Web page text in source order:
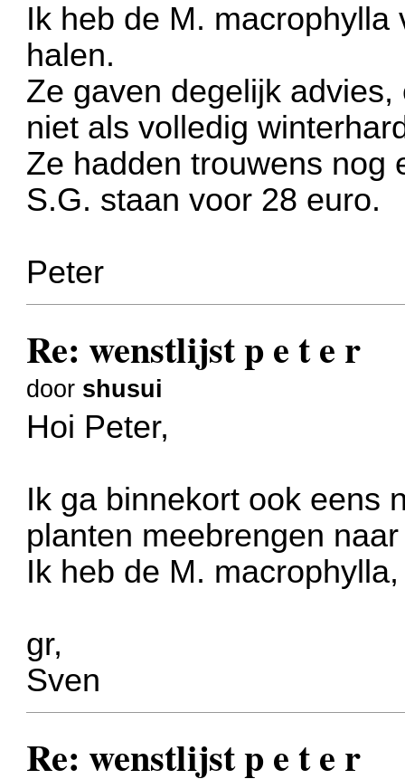
Ik heb de M.
halen.
Ze gaven degelijk
niet als volledig
Ze hadden trouwens nog
S.G. staan voor 28 euro.
Peter
Re: wenstlijst p e t e r
door shusui
Hoi Peter,
Ik ga binnekort ook eens
planten meebrengen
Ik heb de M.
gr,
Sven
Re: wenstlijst p e t e r